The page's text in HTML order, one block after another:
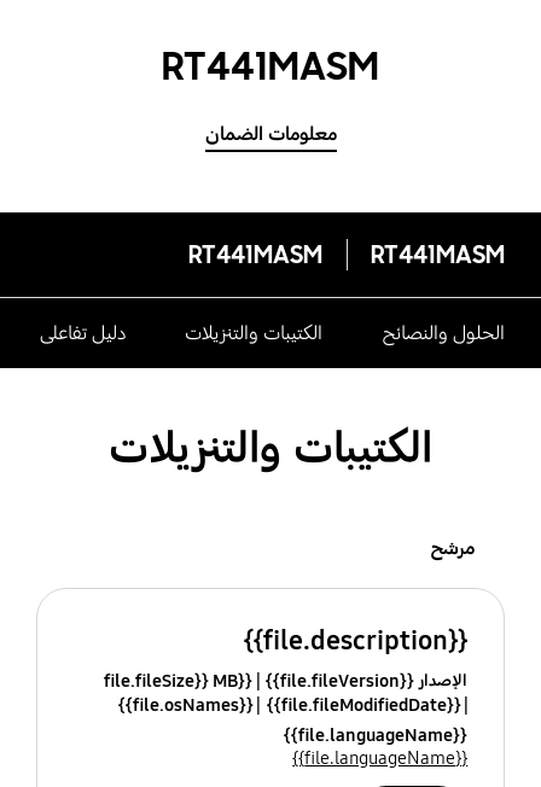
RT441MASM
معلومات الضمان
RT441MASM
RT441MASM
الحلول والنصائح الكتيبات والتنزيلات دليل تفاعلى
الكتيبات والتنزيلات
مرشح
{{file.description}}
الإصدار {{file.fileVersion}}
{{file.fileSize}} MB
{{file.fileModifiedDate}}
{{file.osNames}}
{{file.languageName}}
{{file.languageName}}